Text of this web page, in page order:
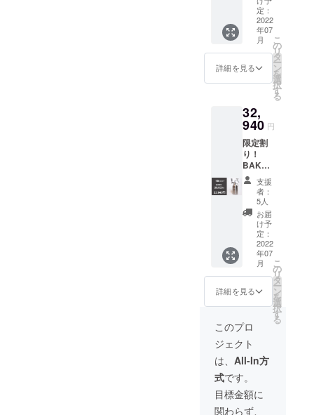
給状
況、製
造工程
上の都
合等に
より出
があり
ます。
場合は
別途ご
購入く
ださ
い。 ※
デザイ
る可能
性もご
ざいま
す。ご
了承く
ださ
い。 ※
ご注文
状況、
使用部
材の供
給状
況、製
造工程
上の都
合等に
より出
る場合
ます。
10％OF
27,540
円（消
費税・
送料込
み） ・
BAKUS
HU 1.9L
＋サー
バー
セット
ｘ1
（一般
販売予
定価格
の合計
30,600
円の
10％OF
F） ※デ
ザイ
ン・仕
様は変
更にな
る可能
す。ご
了承く
ださ
い。 ※
ご注文
状況、
使用部
材の供
定：
2022
年07
月
詳細を見る
こ
の
リ
タ
ー
ン
を
選
択
す
る
32,
940 円
限定割
り！
BAKUS
HU＋
3.8L
サー
バー
セット
10％OF
32,940
円（消
費税・
送料込
み） ・
BAKUS
HU 3.8L
＋サー
バー
セット
ｘ1
（一般
販売予
定価格
36,600
支援
者：
5人
お届
け予
定：
2022
年07
月
詳細を見る
こ
の
リ
タ
ー
ン
を
選
択
す
る
このプロ
ジェクト
は、 All-In方
式です。
目標金額に
関わらず、